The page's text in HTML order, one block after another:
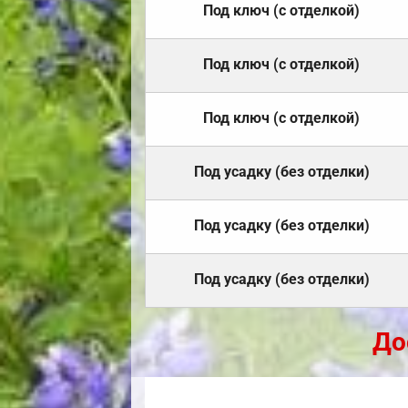
Под ключ (с отделкой)
Под ключ (с отделкой)
Под ключ (с отделкой)
Под усадку (без отделки)
Под усадку (без отделки)
Под усадку (без отделки)